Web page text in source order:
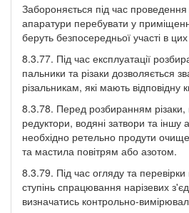
Забороняється під час проведення
апаратури перебувати у
беруть безпосередньої участі в
8.3.77. Під час експлуатації
пальники та різаки дозволяється
різальникам, які мають відповідну
8.3.78. Перед розбиранням різаки,
редуктори, водяні затвори та
необхідно ретельно продути
та мастила повітрям або азотом.
8.3.79. Під час огляду та перевірки
ступінь спрацювання нарізевих
визначатись контрольно-